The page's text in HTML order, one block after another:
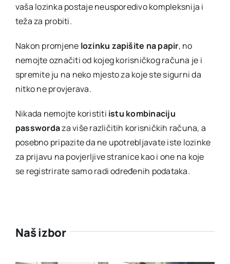
vaša lozinka postaje neusporedivo kompleksnija i
teža za probiti.
Nakon promjene lozinku zapišite na papir, no
nemojte označiti od kojeg korisničkog računa je i
spremite ju na neko mjesto za koje ste sigurni da
nitko ne provjerava.
Nikada nemojte koristiti istu kombinaciju
passwordaza više različitih korisničkih računa, a
posebno pripazite da ne upotrebljavate iste lozinke
za prijavu na povjerljive stranice kao i one na koje
se registrirate samo radi određenih podataka.
Naš izbor